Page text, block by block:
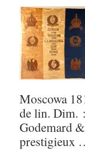
Moscowa
de lin. Dim.
Godemard
prestigieux